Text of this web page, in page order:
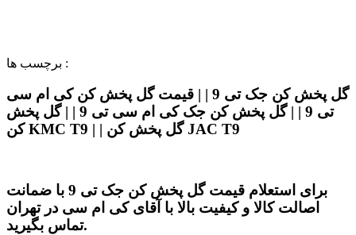
برچسب ها :
گل پخش کن جک تی 9 | | قیمت گل پخش کن کی ام سی
تی 9 | | گل پخش کن جک کی ام سی تی 9 | | گل پخش
کن KMC T9 | | گل پخش کن JAC T9
برای استعلام قیمت گل پخش کن جک تی 9 با ضمانت
اصالت کالا و کیفیت بالا با آقای کی ام سی در تهران
تماس بگیرید.